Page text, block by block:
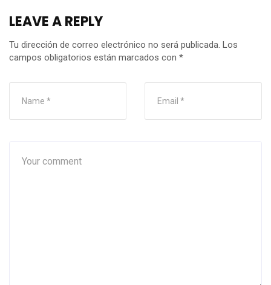
LEAVE A REPLY
Tu dirección de correo electrónico no será publicada. Los
campos obligatorios están marcados con *